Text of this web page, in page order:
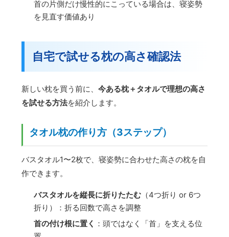
首の片側だけ慢性的にこっている場合は、寝姿勢
を見直す価値あり
自宅で試せる枕の高さ確認法
新しい枕を買う前に、今ある枕＋タオルで理想の高さ
を試せる方法を紹介します。
タオル枕の作り方（3ステップ）
バスタオル1〜2枚で、寝姿勢に合わせた高さの枕を自
作できます。
バスタオルを縦長に折りたたむ （4つ折り or 6つ
折り）：折る回数で高さを調整
首の付け根に置く ：頭ではなく「首」を支える位